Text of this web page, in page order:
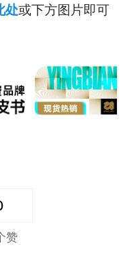
处或下方图片即可
赞